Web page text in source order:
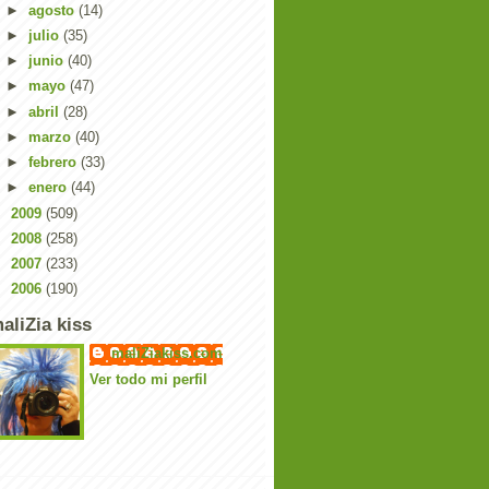
► agosto (14)
► julio (35)
► junio (40)
► mayo (47)
► abril (28)
► marzo (40)
► febrero (33)
► enero (44)
2009 (509)
2008 (258)
2007 (233)
2006 (190)
kiss
maliZiakiss.com
Ver todo mi perfil